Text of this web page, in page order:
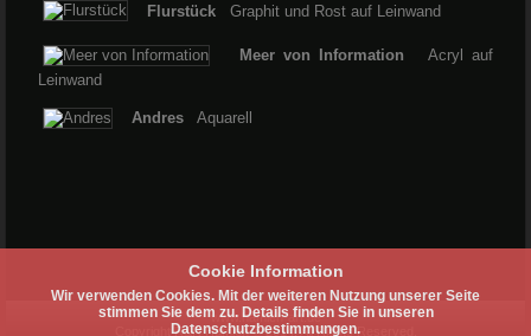
Flurstück Graphit und Rost auf Leinwand
Meer von Information Acryl auf
Leinwand
Andres Aquarell
www.hamleh-art.de
Copyright R&R Hamleh © 2014. All Rights Reserved.
Cookie Information
Wir verwenden Cookies. Mit der weiteren Nutzung unserer Seite
stimmen Sie dem zu. Details finden Sie in unseren
Datenschutzbestimmungen.